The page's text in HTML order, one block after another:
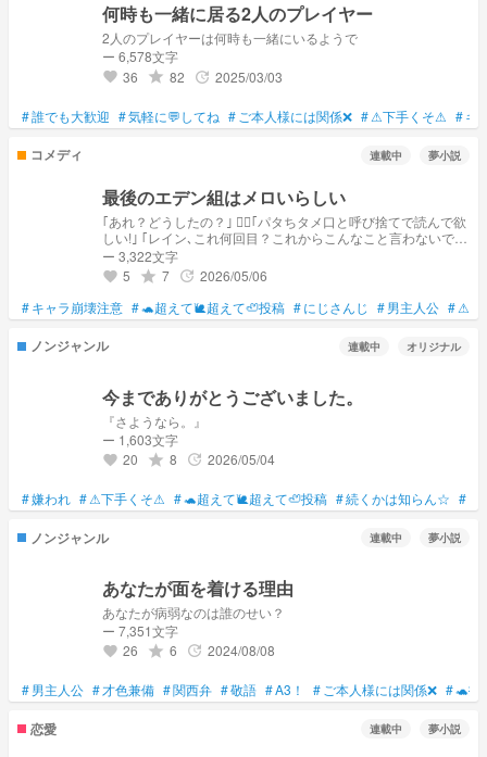
何時も一緒に居る2人のプレイヤー
2人のプレイヤーは何時も一緒にいるようで
ー 6,578文字
favorite 36 grade 82 update 2025/03/03
#誰でも大歓迎 #気軽に💬してね # ご本人様には関係❌ #⚠下手くそ⚠ #キ
コメディ 連載中 夢小説
最後のエデン組はメロいらしい
｢あれ？どうしたの？｣ ❤️‍🔥｢パタちタメ口と呼び捨てで読んで欲
しい!｣ ｢レイン､これ何回目？これからこんなこと言わないでね
なんでかって？これからも呼び捨てで話すから｣ 💸🗝｢女子だ
ったら惚れてるわ｣ ｢んふ､惚れてもいいんですよ?行きましょ
ーよ!ロレ先輩!｣
ー 3,322文字
favorite 5 grade 7 update 2026/05/06
#キャラ崩壊注意 #🐢超えて🐌超えて🦥投稿 #にじさんじ #男主人公 #⚠下
ノンジャンル 連載中 オリジナル
今までありがとうございました。
『さようなら。』
ー 1,603文字
favorite 20 grade 8 update 2026/05/04
#嫌われ #⚠下手くそ⚠ #🐢超えて🐌超えて🦥投稿 #続くかは知らん☆ #
ノンジャンル 連載中 夢小説
あなたが面を着ける理由
あなたが病弱なのは誰のせい？
ー 7,351文字
favorite 26 grade 6 update 2024/08/08
#男主人公 #才色兼備 #関西弁 #敬語 #A3！ # ご本人様には関係❌ #🐢投
恋愛 連載中 夢小説